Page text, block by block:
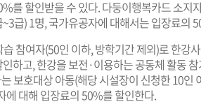
를 할인받을 수 있다. 다둥이행복카드 소지
급) 1명, 국가유공자에 대해서는 입장료의
참여자(50인 이하, 방학기간 제외)로 한강
하고, 한강을 보전·이용하는 공동체 활동
보호대상 아동(해당 시설장이 신청한 10인
에 대해 입장료의 50%를 할인한다.